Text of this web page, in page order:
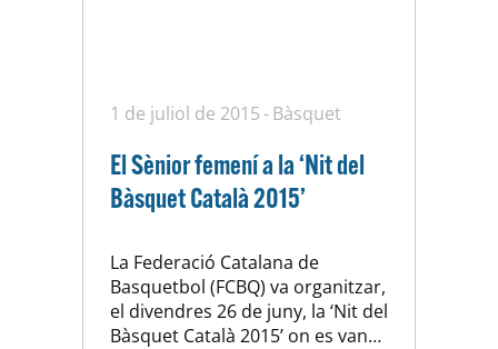
1 de juliol de 2015 Bàsquet
El Sènior femení a la ‘Nit del
Bàsquet Català 2015’
La Federació Catalana de
Basquetbol (FCBQ) va organitzar,
el divendres 26 de juny, la ‘Nit del
Bàsquet Català 2015’ on es van